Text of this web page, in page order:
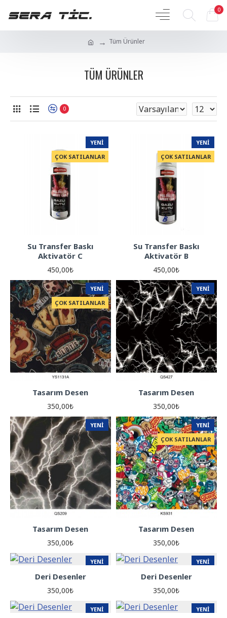
0
Tüm Ürünler
TÜM ÜRÜNLER
0
YENI
ÇOK SATILANLAR
Su Transfer Baskı
Aktivatör C
450,00₺
YENI
ÇOK SATILANLAR
Su Transfer Baskı
Aktivatör B
450,00₺
YENI
ÇOK SATILANLAR
Tasarım Desen
350,00₺
YENI
Tasarım Desen
350,00₺
YENI
Tasarım Desen
350,00₺
YENI
ÇOK SATILANLAR
Tasarım Desen
350,00₺
YENI
Deri Desenler
350,00₺
YENI
ÇOK SATILANLAR
Deri Desenler
350,00₺
YENI YENI